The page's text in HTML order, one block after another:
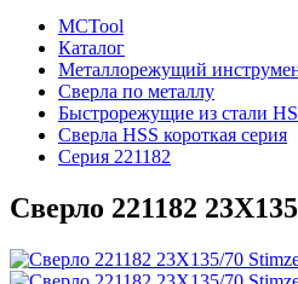
MCTool
Каталог
Металлорежущий
Сверла по металлу
Быстрорежущие из стали
Сверла HSS короткая серия
Серия 221182
Сверло 221182